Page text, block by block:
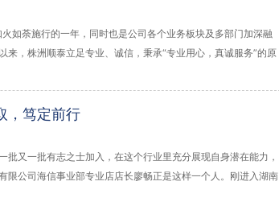
如荼施行的一年，同时也是公司各个业务板块及多部门加深融
来，株洲顺泰立足专业、诚信，秉承“专业用心，真诚服务”的原
，笃定前行
批又一批有志之士加入，在这个行业里充分展现自身潜在能力，
限公司海信事业部专业店店长廖畅正是这样一个人。刚进入湖南